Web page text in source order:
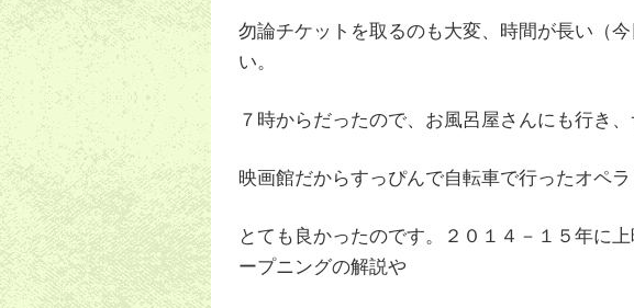
勿論チケットを取るのも大変、時間が長い（
い。
７時からだったので、お風呂屋さんにも行き
映画館だからすっぴんで自転車で行ったオペラ
とても良かったのです。２０１４－１５年に
ープニングの解説や